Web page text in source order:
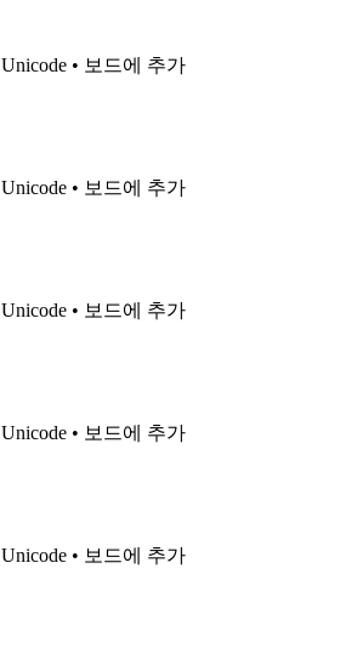
Unicode • 보드에 추가
Unicode • 보드에 추가
Unicode • 보드에 추가
Unicode • 보드에 추가
Unicode • 보드에 추가